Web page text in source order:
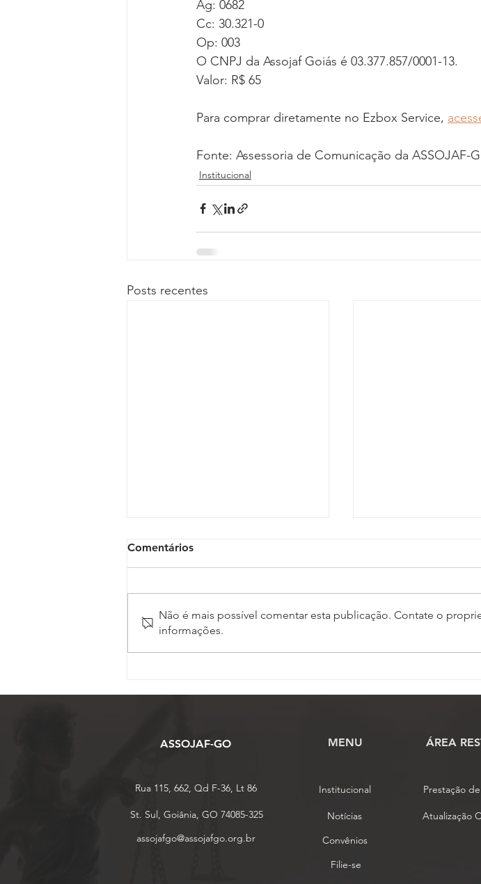
Ag: 0682
Cc: 30.321-0
Op: 003
O CNPJ da Assojaf Goiás é 03.377.857/0001-13.
Valor: R$ 65
Para comprar diretamente no Ezbox Service,
Fonte: Assessoria de Comunicação da ASSOJAF-
Institucional
Posts recentes
ASSOJAF-GO completa 27
Assembleia da
Comentários
Não é mais possível comentar esta publicação. Contate o
informações.
ASSOJAF-GO MENU ​ÁREA
Rua 115, 662, Qd F-36, Lt 86
St. Sul, Goiânia, GO 74085-325
assojafgo@assojafgo.org.br
Institucional
Notícias
Prestação
Atualização
Convênios
Filie-se